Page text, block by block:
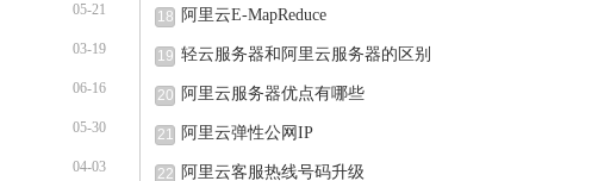
05-21
03-19
06-16
05-30
04-03
18 阿里云E-MapReduce
19 轻云服务器和阿里云服务器的区别
20 阿里云服务器优点有哪些
21 阿里云弹性公网IP
22 阿里云客服热线号码升级